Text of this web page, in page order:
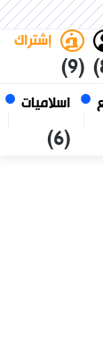
اسلاميات
(6)
إشتراك
(9)